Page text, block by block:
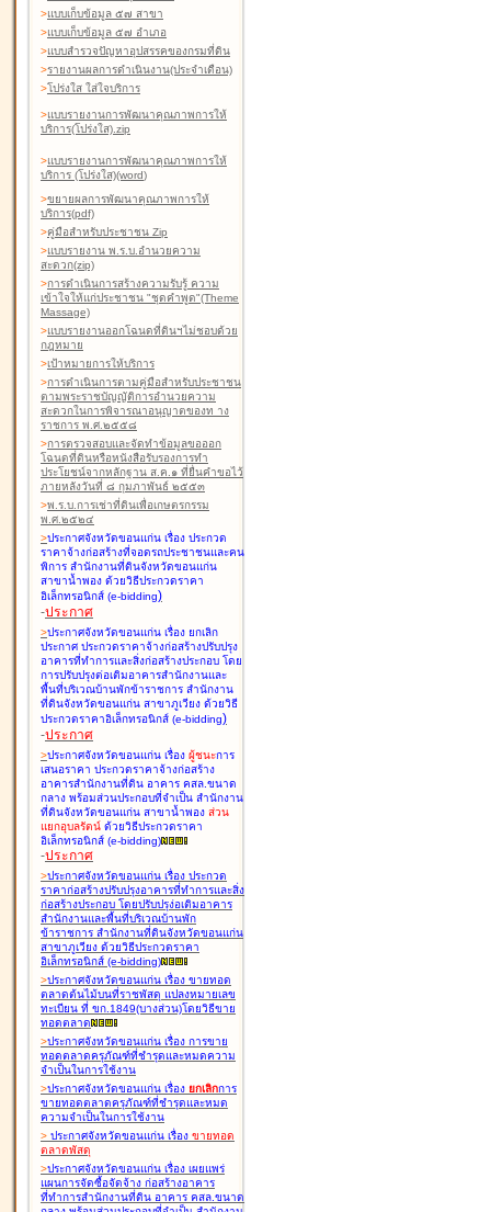
>แบบเก็บข้อมูล ๕๗ สาขา
>แบบเก็บข้อมูล ๕๗ อำเภอ
>แบบสำรวจปัญหาอุปสรรคของกรมที่ดิน
>รายงานผลการดำเนินงาน(ประจำเดือน)
>โปร่งใส ใส่ใจบริการ
>แบบรายงานการพัฒนาคุณภาพการให้
บริการ(โปร่งใส).zip
>แบบรายงานการพัฒนาคุณภาพการให้
บริการ (โปร่งใส)(word)
>ขยายผลการพัฒนาคุณภาพการให้
บริการ(pdf)
>คู่มือสำหรับประชาชน Zip
>แบบรายงาน พ.ร.บ.อำนวยความ
สะดวก(zip)
>การดำเนินการสร้างความรับรู้ ความ
เข้าใจให้แก่ประชาชน "ชุดคำพูด"(Theme
Massage)
>แบบรายงานออกโฉนดที่ดินฯไม่ชอบด้วย
กฎหมาย
>เป้าหมายการให้บริการ
>การดำเนินการตามคู่มือสำหรับประชาชน
ตามพระราชบัญญัติการอำนวยความ
สะดวกในการพิจารณาอนุญาตของท าง
ราชการ พ.ศ.๒๕๕๘
>การตรวจสอบและจัดทำข้อมูลขอออก
โฉนดที่ดินหรือหนังสือรับรองการทำ
ประโยชน์จากหลักฐาน ส.ค.๑ ที่ยื่นคำขอไว้
ภายหลังวันที่ ๘ กุมภาพันธ์ ๒๕๕๓
>พ.ร.บ.การเช่าที่ดินเพื่อเกษตรกรรม
พ.ศ.๒๕๒๔
>ประกาศจังหวัดขอนแก่น เรื่อง ประกวด
ราคาจ้างก่อสร้างที่จอดรถประชาชนและคน
พิการ สำนักงานที่ดินจังหวัดขอนแก่น
สาขาน้ำพอง ด้วยวิธีประกวดราคา
อิเล็กทรอนิกส์ (e-bidding)
-ประกาศ
>ประกาศจังหวัดขอนแก่น เรื่อง ยกเลิก
ประกาศ ประกวดราคาจ้างก่อสร้างปรับปรุง
อาคารที่ทำการและสิ่งก่อสร้างประกอบ โดย
การปรับปรุงต่อเติมอาคารสำนักงานและ
พื้นที่บริเวณบ้านพักข้าราชการ สำนักงาน
ที่ดินจังหวัดขอนแก่น สาขาภูเวียง ด้วยวิธี
ประกวดราคาอิเล็กทรอนิกส์ (e-bidding)
-ประกาศ
>ประกาศจังหวัดขอนแก่น เรื่อง ผู้ชนะการ
เสนอราคา ประกวดราคาจ้างก่อสร้าง
อาคารสำนักงานที่ดิน อาคาร คสล.ขนาด
กลาง พร้อมส่วนประกอบที่จำเป็น สำนักงาน
ที่ดินจังหวัดขอนแก่น สาขาน้ำพอง ส่วน
แยกอุบลรัตน์ ด้วยวิธีประกวดราคา
อิเล็กทรอนิกส์ (e-bidding)
-ประกาศ
>ประกาศจังหวัดขอนแก่น เรื่อง ประกวด
ราคาก่อสร้างปรับปรุงอาคารที่ทำการและสิ่ง
ก่อสร้างประกอบ โดยปรับปรุง่อเติมอาคาร
สำนักงานและพื้นที่บริเวณบ้านพัก
ข้าราชการ สำนักงานที่ดินจังหวัดขอนแก่น
สาขาภูเวียง ด้วยวิธีประกวดราคา
อิเล็กทรอนิกส์ (e-bidding)
>ประกาศจังหวัดขอนแก่น เรื่อง ขายทอด
ตลาดต้นไม้บนที่ราชพัสดุ แปลงหมายเลข
ทะเบียน ที่ ขก.1849(บางส่วน)โดยวิธีขาย
ทอดตลาด
>ประกาศจังหวัดขอนแก่น เรื่อง การขาย
ทอดตลาดครุภัณฑ์ที่ชำรุดและหมดความ
จำเป็นในการใช้งาน
>ประกาศจังหวัดขอนแก่น เรื่อง ยกเลิกการ
ขายทอดตลาดครุภัณฑ์ที่ชำรุดและหมด
ความจำเป็นในการใช้งาน
> ประกาศจังหวัดขอนแก่น เรื่อง ขายทอด
ตลาดพัสดุ
>ประกาศจังหวัดขอนแก่น เรื่อง เผยแพร่
แผนการจัดซื้อจัดจ้าง ก่อสร้างอาคาร
ที่ทำการสำนักงานที่ดิน อาคาร คสล.ขนาด